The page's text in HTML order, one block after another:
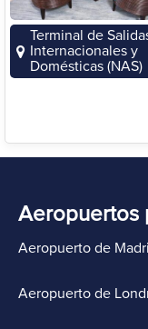
Terminal de
Internacionales y
Domésticas (NAS)
Aeropuertos
Aeropuerto de
Aeropuerto de